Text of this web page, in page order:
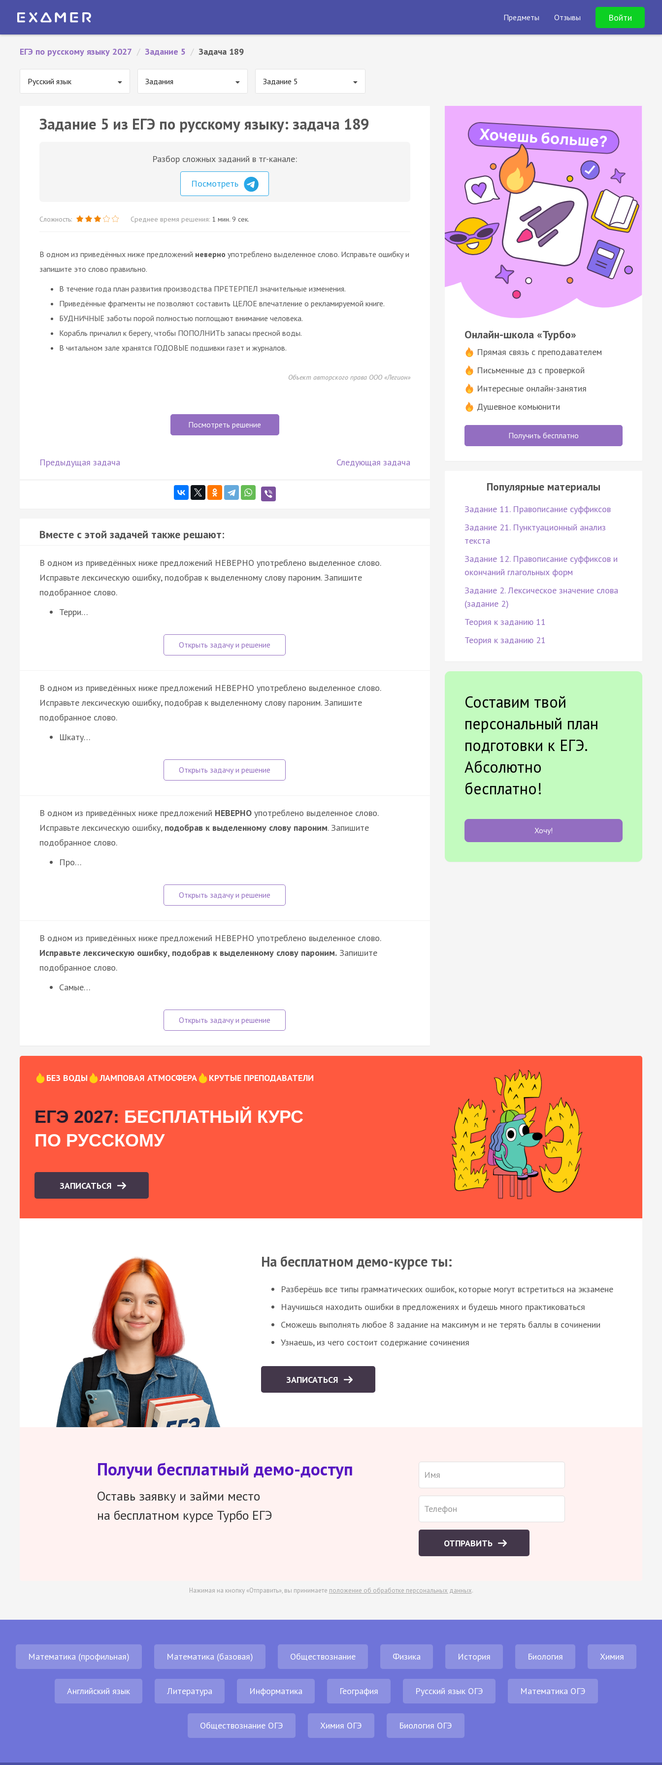
Предметы Отзывы Войти
ЕГЭ по русскому языку 2027 / Задание 5 / Задача 189
Русский язык Задания Задание 5
Задание 5 из ЕГЭ по русскому языку: задача 189
Разбор сложных заданий в тг-канале:
Посмотреть
Сложность: Среднее время решения: 1 мин. 9 сек.
В одном из приведённых ниже предложений неверно употреблено выделенное слово. Исправьте ошибку и
запишите это слово правильно.
В течение года план развития производства ПРЕТЕРПЕЛ значительные изменения.
Приведённые фрагменты не позволяют составить ЦЕЛОЕ впечатление о рекламируемой книге.
БУДНИЧНЫЕ заботы порой полностью поглощают внимание человека.
Корабль причалил к берегу, чтобы ПОПОЛНИТЬ запасы пресной воды.
В читальном зале хранятся ГОДОВЫЕ подшивки газет и журналов.
Объект авторского права ООО «Легион»
Посмотреть решение
Предыдущая задача Следующая задача
Вместе с этой задачей также решают:
В одном из приведённых ниже предложений НЕВЕРНО употреблено выделенное слово.
Исправьте лексическую ошибку, подобрав к выделенному слову пароним. Запишите
подобранное слово.
Терри…
В одном из приведённых ниже предложений НЕВЕРНО употреблено выделенное слово.
Исправьте лексическую ошибку, подобрав к выделенному слову пароним. Запишите
подобранное слово.
Шкату…
В одном из приведённых ниже предложений НЕВЕРНО употреблено выделенное слово.
Исправьте лексическую ошибку, подобрав к выделенному слову пароним. Запишите
подобранное слово.
Про…
В одном из приведённых ниже предложений НЕВЕРНО употреблено выделенное слово.
Исправьте лексическую ошибку, подобрав к выделенному слову пароним. Запишите
подобранное слово.
Самые…
Онлайн-школа «Турбо»
Прямая связь с преподавателем
Письменные дз с проверкой
Интересные онлайн-занятия
Душевное комьюнити
Получить бесплатно
Популярные материалы
Задание 11. Правописание суффиксов
Задание 21. Пунктуационный анализ
текста
Задание 12. Правописание суффиксов и
окончаний глагольных форм
Задание 2. Лексическое значение слова
(задание 2)
Теория к заданию 11
Теория к заданию 21
Составим твой
персональный план
подготовки к ЕГЭ.
Абсолютно
бесплатно!
Хочу!
БЕЗ ВОДЫ ЛАМПОВАЯ АТМОСФЕРА КРУТЫЕ ПРЕПОДАВАТЕЛИ
ЕГЭ 2027: БЕСПЛАТНЫЙ КУРС
ПО РУССКОМУ
ЗАПИСАТЬСЯ
На бесплатном демо-курсе ты:
Разберёшь все типы грамматических ошибок, которые могут встретиться на экзамене
Научишься находить ошибки в предложениях и будешь много практиковаться
Сможешь выполнять любое 8 задание на максимум и не терять баллы в сочинении
Узнаешь, из чего состоит содержание сочинения
ЗАПИСАТЬСЯ
Получи бесплатный демо-доступ
Оставь заявку и займи место
на бесплатном курсе Турбо ЕГЭ
ОТПРАВИТЬ
Нажимая на кнопку «Отправить», вы принимаете положение об обработке персональных данных.
Математика (профильная) Математика (базовая) Обществознание Физика История Биология Химия
Английский язык Литература Информатика География Русский язык ОГЭ Математика ОГЭ
Обществознание ОГЭ Химия ОГЭ Биология ОГЭ